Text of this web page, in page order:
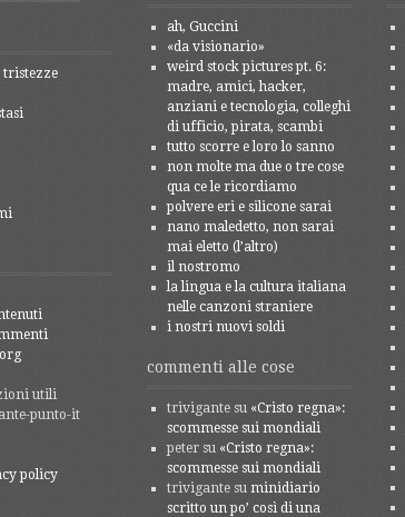
tristezze
utili
punto-it
policy
ah, Guccini
«da visionario»
weird stock pictures pt. 6:
madre, amici, hacker,
anziani e tecnologia, colleghi
di ufficio, pirata, scambi
tutto scorre e loro lo sanno
non molte ma due o tre cose
qua ce le ricordiamo
polvere eri e silicone sarai
nano maledetto, non sarai
mai eletto (l’altro)
il nostromo
la lingua e la cultura italiana
nelle canzoni straniere
i nostri nuovi soldi
commenti alle cose
trivigantesu «Cristo regna»:
scommesse sui mondiali
petersu «Cristo regna»:
scommesse sui mondiali
trivigantesu minidiario
scritto un po’ così di una